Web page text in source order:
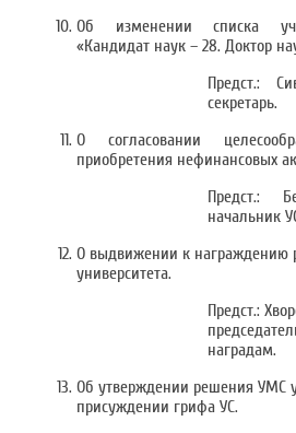
Об изменении списка
«Кандидат наук – 28. Доктор
Предст.:
секретарь.
О согласовании
приобретения нефинансовых
Предст.:
начальник
О выдвижении к награждению
университета.
Предст.:
наградам.
Об утверждении решения УМС
присуждении грифа УС.